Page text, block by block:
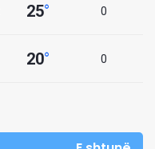
25° 0
20° 0